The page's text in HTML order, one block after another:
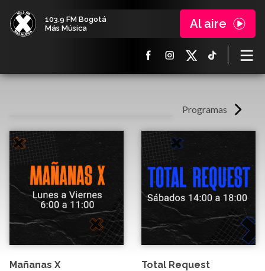
103.9 FM Bogotá
Más Música
Al aire
Programas
Mañanas X Total Request